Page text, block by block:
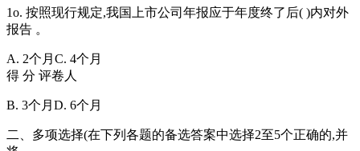
1o. 按照现行规定,我国上市公司年报应于年度终了后( )内对外
报告 。
A. 2个月C. 4个月
得 分 评卷人
B. 3个月D. 6个月
二、多项选择(在下列各题的备选答案中选择2至5个正确的,并